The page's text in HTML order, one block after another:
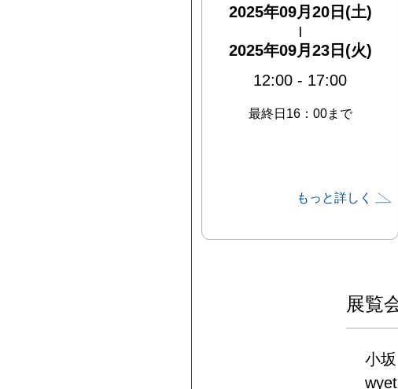
2025年09月20日(土)
2025年09月23日(火)
12:00 - 17:00
最終日16：00まで
もっと詳しく
展覧
小坂